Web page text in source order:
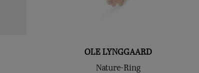
OLE LYNGGAARD
Nature-Ring